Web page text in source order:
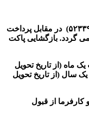
۱- اسناد مناقصه از مورخ ۲۵/۸/۱۴۰۰ تا پایان وقت اداری مورخ ۸/۹/۱۴۰۰ در امور قراردادهای شهرداری ماهشهر واقع در کوی انقلاب فاز ۳ ساختمان مرکزی شهرداری (تلفن ۱۶-۵۲۳۳۹۱۱۴) در مقابل پرداخت
پاکت در مورخ ۱۰/۹/۱۴۰۰ به واحد امور قراردادهای تحویل می گردد. بازگشایی پاکت
گردد.در غیر این صورت به مدت یک ماه (از تاریخ تحویل
سال (از تاریخ تحویل
کارفرما از قبول